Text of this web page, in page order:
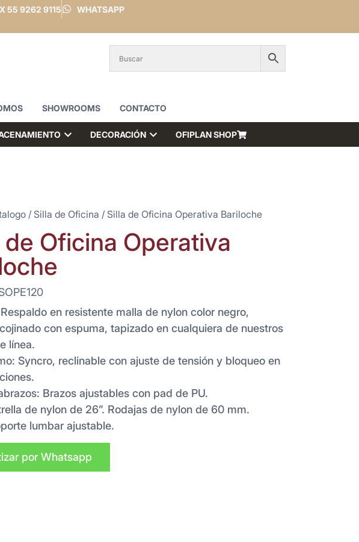
55 9262 9115 WHATSAPP
SHOWROOMS CONTACTO
DECORACIÓN OFIPLAN SHOP
/ Silla de Oficina / Silla de Oficina Operativa Bariloche
de Oficina Operativa
en resistente malla de nylon color negro,
con espuma, tapizado en cualquiera de nuestros
línea.
Syncro, reclinable con ajuste de tensión y bloqueo en
Brazos ajustables con pad de PU.
de nylon de 26”. Rodajas de nylon de 60 mm.
lumbar ajustable.
por Whatsapp